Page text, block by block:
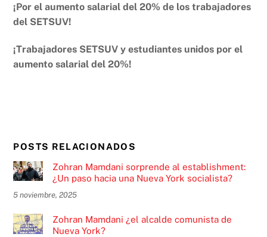
¡Por el aumento salarial del 20% de los trabajadores
del SETSUV!
¡Trabajadores SETSUV y estudiantes unidos por el
aumento salarial del 20%!
POSTS RELACIONADOS
Zohran Mamdani sorprende al establishment:
¿Un paso hacia una Nueva York socialista?
5 noviembre, 2025
Zohran Mamdani ¿el alcalde comunista de
Nueva York?